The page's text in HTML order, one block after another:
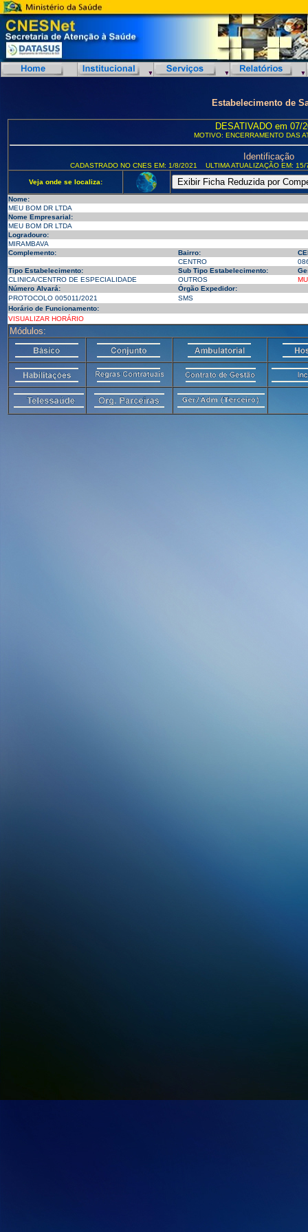
Estabelecimento de
DESATIVADO em 07/
MOTIVO: ENCERRAMENTO DAS
Identificação
CADASTRADO NO CNES EM: 1/8/2021 ULTIMA ATUALIZAÇÃO EM:
Veja onde se localiza:
Nome:
MEU BOM DR LTDA
Nome Empresarial:
MEU BOM DR LTDA
Logradouro:
MIRAMBAVA
Complemento:
Bairro:
CENTRO
Tipo Estabelecimento:
Sub Tipo Estabelecimento:
CLINICA/CENTRO DE ESPECIALIDADE
OUTROS
Número Alvará:
Órgão Expedidor:
PROTOCOLO 005011/2021
SMS
Horário de Funcionamento:
VISUALIZAR HORÁRIO
Módulos: